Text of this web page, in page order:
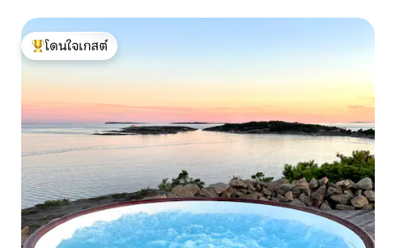
โดนใจเกสต์ที่สุด
โดนใจเกสต์